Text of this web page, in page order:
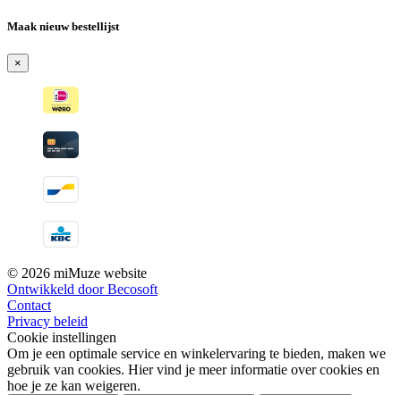
Maak nieuw bestellijst
×
© 2026 miMuze website
Ontwikkeld door Becosoft
Contact
Privacy beleid
Cookie instellingen
Om je een optimale service en winkelervaring te bieden, maken we
gebruik van cookies. Hier vind je meer informatie over cookies en
hoe je ze kan weigeren.